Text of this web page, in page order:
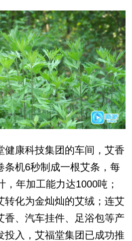
康科技集团的车间，艾香
条机6秒制成一根艾条，每
，年加工能力达1000吨；
转化为金灿灿的艾绒；连艾
香、汽车挂件、足浴包等产
投入，艾福堂集团已成功推